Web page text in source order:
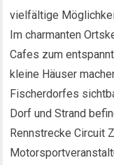
vielfältige
Im charmanten
Cafes zum
kleine Häuser
Fischerdorfes
Dorf und Strand
Rennstrecke Circuit